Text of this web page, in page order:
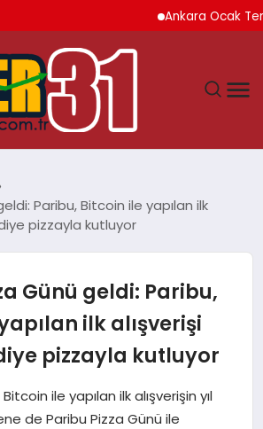
Ankara Ocak
Paribu, Bitcoin ile yapılan ilk
pizzayla kutluyor
Günü geldi: Paribu,
ilk alışverişi
pizzayla kutluyor
ile yapılan ilk alışverişin yıl
de Paribu Pizza Günü ile